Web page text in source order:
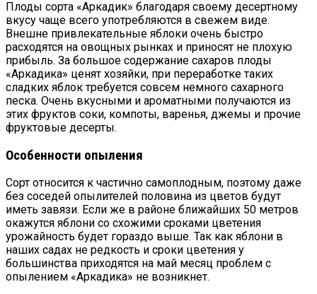
Плоды сорта «Аркадик» благодаря своему десертному
вкусу чаще всего употребляются в свежем виде.
Внешне привлекательные яблоки очень быстро
расходятся на овощных рынках и приносят не плохую
прибыль. За большое содержание сахаров плоды
«Аркадика» ценят хозяйки, при переработке таких
сладких яблок требуется совсем немного сахарного
песка. Очень вкусными и ароматными получаются из
этих фруктов соки, компоты, варенья, джемы и прочие
фруктовые десерты.
Особенности опыления
Сорт относится к частично самоплодным, поэтому даже
без соседей опылителей половина из цветов будут
иметь завязи. Если же в районе ближайших 50 метров
окажутся яблони со схожими сроками цветения
урожайность будет гораздо выше. Так как яблони в
наших садах не редкость и сроки цветения у
большинства приходятся на май месяц проблем с
опылением «Аркадика» не возникнет.